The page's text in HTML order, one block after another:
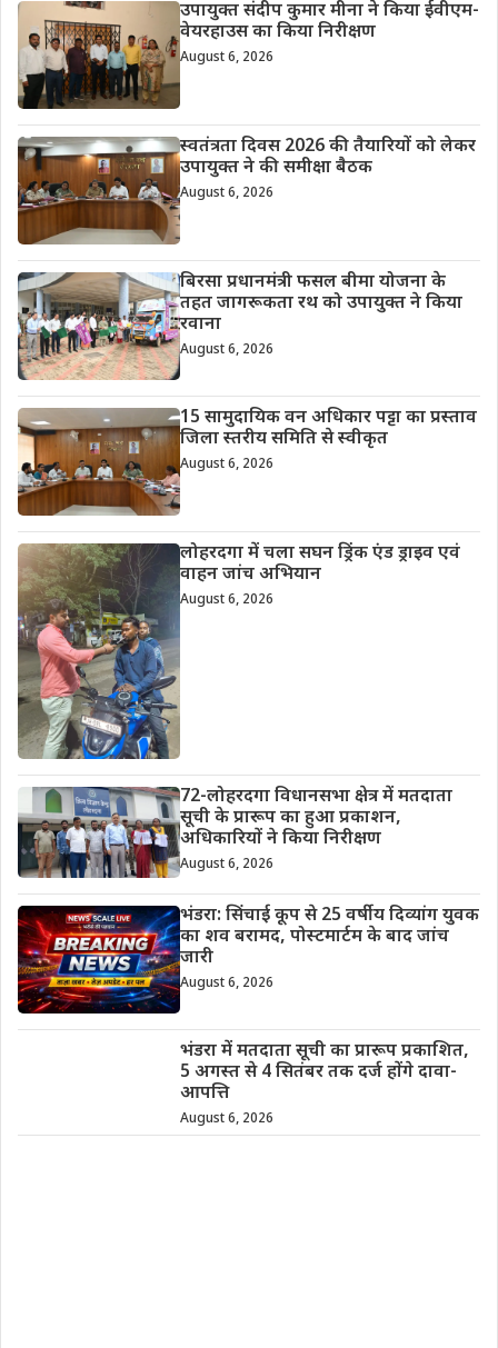
उपायुक्त संदीप कुमार मीना ने किया ईवीएम-
वेयरहाउस का किया निरीक्षण
August 6, 2026
स्वतंत्रता दिवस 2026 की तैयारियों को लेकर
उपायुक्त ने की समीक्षा बैठक
August 6, 2026
बिरसा प्रधानमंत्री फसल बीमा योजना के
तहत जागरूकता रथ को उपायुक्त ने किया
रवाना
August 6, 2026
15 सामुदायिक वन अधिकार पट्टा का प्रस्ताव
जिला स्तरीय समिति से स्वीकृत
August 6, 2026
लोहरदगा में चला सघन ड्रिंक एंड ड्राइव एवं
वाहन जांच अभियान
August 6, 2026
72-लोहरदगा विधानसभा क्षेत्र में मतदाता
सूची के प्रारूप का हुआ प्रकाशन,
अधिकारियों ने किया निरीक्षण
August 6, 2026
भंडरा: सिंचाई कूप से 25 वर्षीय दिव्यांग युवक
का शव बरामद, पोस्टमार्टम के बाद जांच
जारी
August 6, 2026
भंडरा में मतदाता सूची का प्रारूप प्रकाशित,
5 अगस्त से 4 सितंबर तक दर्ज होंगे दावा-
आपत्ति
August 6, 2026